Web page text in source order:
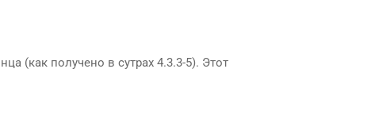
(как получено в сутрах 4.3.3-5). Этот